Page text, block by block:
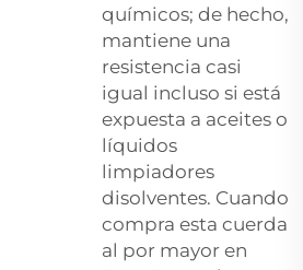
químicos; de hecho,
mantiene una
resistencia casi
igual incluso si está
expuesta a aceites o
líquidos
limpiadores
disolventes. Cuando
compra esta cuerda
al por mayor en